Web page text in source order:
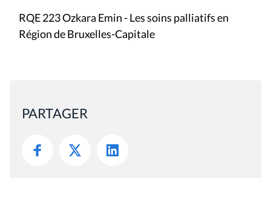
RQE 223 Ozkara Emin - Les soins palliatifs en
Région de Bruxelles-Capitale
PARTAGER